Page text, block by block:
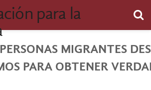
MIGRANTES
PARA OBTENER